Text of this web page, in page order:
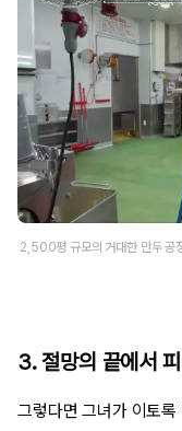
2,500평 규모의 거대한 만두 공
3. 절망의 끝에서
그렇다면 그녀가 이토